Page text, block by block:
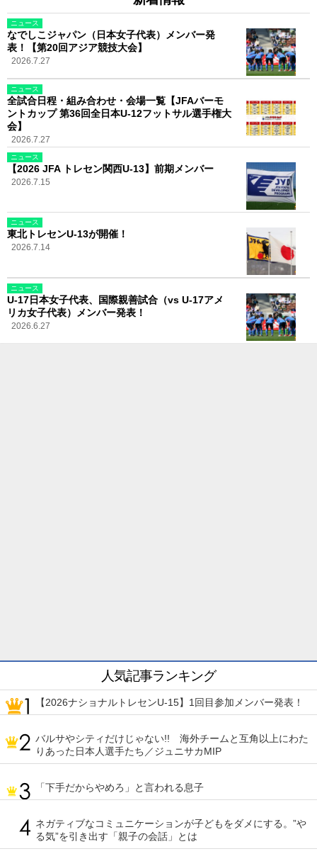
ニュース
なでしこジャパン（日本女子代表）メンバー発
表！【第20回アジア競技大会】
2026.7.27
ニュース
全試合日程・組み合わせ・会場一覧【JFAバーモ
ントカップ 第36回全日本U-12フットサル選手権大
会】
2026.7.27
ニュース
【2026 JFA トレセン関西U-13】前期メンバー
2026.7.15
ニュース
東北トレセンU-13が開催！
2026.7.14
ニュース
U-17日本女子代表、国際親善試合（vs U-17アメ
リカ女子代表）メンバー発表！
2026.6.27
人気記事ランキング
【2026ナショナルトレセンU-15】1回目参加メンバー発表！
バルサやシティだけじゃない!! 海外チームと互角以上にわた
りあった日本人選手たち／ジュニサカMIP
「下手だからやめろ」と言われる息子
ネガティブなコミュニケーションが子どもをダメにする。”や
る気”を引き出す「親子の会話」とは